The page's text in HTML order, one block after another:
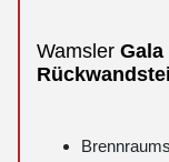
Wamsler Gala